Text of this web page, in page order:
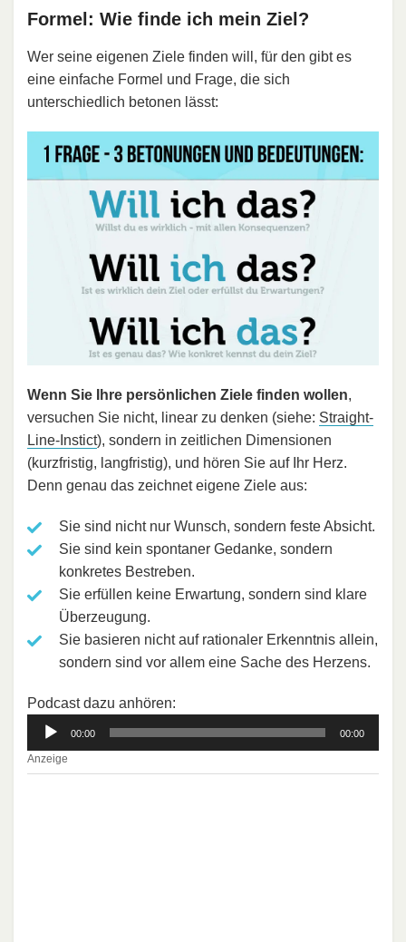
Formel: Wie finde ich mein Ziel?
Wer seine eigenen Ziele finden will, für den gibt es
eine einfache Formel und Frage, die sich
unterschiedlich betonen lässt:
Wenn Sie Ihre persönlichen Ziele finden wollen,
versuchen Sie nicht, linear zu denken (siehe: Straight-
Line-Instict), sondern in zeitlichen Dimensionen
(kurzfristig, langfristig), und hören Sie auf Ihr Herz.
Denn genau das zeichnet eigene Ziele aus:
Sie sind nicht nur Wunsch, sondern feste Absicht.
Sie sind kein spontaner Gedanke, sondern
konkretes Bestreben.
Sie erfüllen keine Erwartung, sondern sind klare
Überzeugung.
Sie basieren nicht auf rationaler Erkenntnis allein,
sondern sind vor allem eine Sache des Herzens.
Podcast dazu anhören:
u
d
00:00 00:00
Anzeige